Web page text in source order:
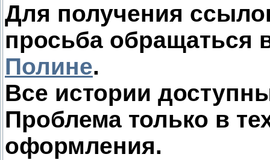
Для получения
просьба обращаться
Полине.
Все истории
Проблема только в
оформления.